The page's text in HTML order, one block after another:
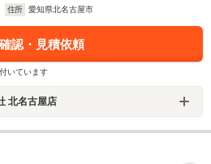
住所
愛知県北名古屋市
認・見積依頼
いています
北名古屋店